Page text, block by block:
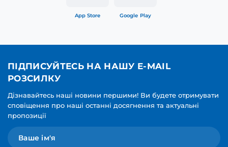
App Store Google Play
ПІДПИСУЙТЕСЬ НА НАШУ E-MAIL
РОЗСИЛКУ
Дізнавайтесь наші новини першими! Ви будете отримувати
сповіщення про наші останні досягнення та актуальні
пропозиції